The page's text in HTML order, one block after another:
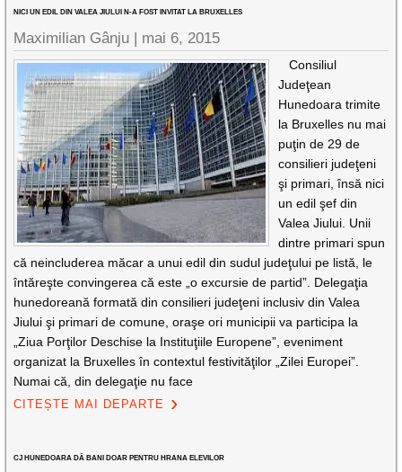
NICI UN EDIL DIN VALEA JIULUI N-A FOST INVITAT LA BRUXELLES
Maximilian Gânju | mai 6, 2015
Consiliul
Judeţean
Hunedoara trimite
la Bruxelles nu mai
puţin de 29 de
consilieri judeţeni
şi primari, însă nici
un edil şef din
Valea Jiului. Unii
dintre primari spun
că neincluderea măcar a unui edil din sudul judeţului pe listă, le
întăreşte convingerea că este „o excursie de partid”. Delegaţia
hunedoreană formată din consilieri judeţeni inclusiv din Valea
Jiului şi primari de comune, oraşe ori municipii va participa la
„Ziua Porţilor Deschise la Instituţiile Europene”, eveniment
organizat la Bruxelles în contextul festivităţilor „Zilei Europei”.
Numai că, din delegaţie nu face
CITEȘTE MAI DEPARTE
CJ HUNEDOARA DĂ BANI DOAR PENTRU HRANA ELEVILOR